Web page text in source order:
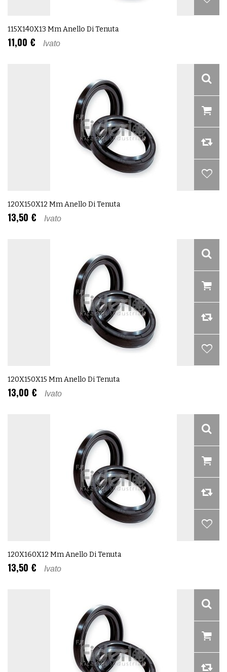
115X140X13 Mm Anello Di Tenuta
11,00 € Ivato
120X150X12 Mm Anello Di Tenuta
13,50 € Ivato
120X150X15 Mm Anello Di Tenuta
13,00 € Ivato
120X160X12 Mm Anello Di Tenuta
13,50 € Ivato